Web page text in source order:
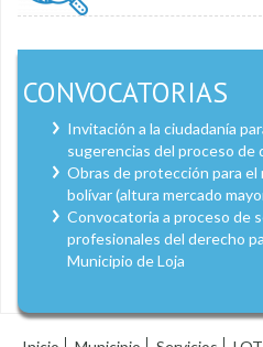
CONVOCATORIAS
Invitación a la ciudadanía
sugerencias del proceso de
Obras de protección para
bolívar (altura mercado
Convocatoria a proceso de
profesionales del derecho
Municipio de Loja